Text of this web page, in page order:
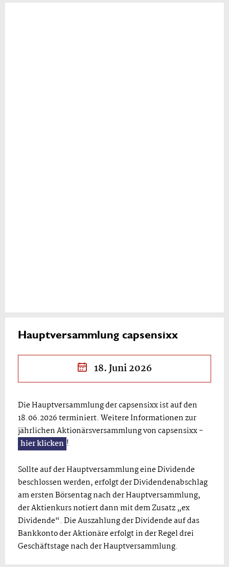
Hauptversammlung capsensixx
18. Juni 2026
Die Hauptversammlung der capsensixx ist auf den
18.06.2026 terminiert. Weitere Informationen zur
jährlichen Aktionärsversammlung von capsensixx -
hier klicken !
Sollte auf der Hauptversammlung eine Dividende
beschlossen werden, erfolgt der Dividendenabschlag
am ersten Börsentag nach der Hauptversammlung,
der Aktienkurs notiert dann mit dem Zusatz „ex
Dividende“. Die Auszahlung der Dividende auf das
Bankkonto der Aktionäre erfolgt in der Regel drei
Geschäftstage nach der Hauptversammlung.